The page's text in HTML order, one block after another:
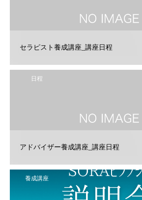
セラピスト養成講座_講座日程
日程
アドバイザー養成講座_講座日程
養成講座